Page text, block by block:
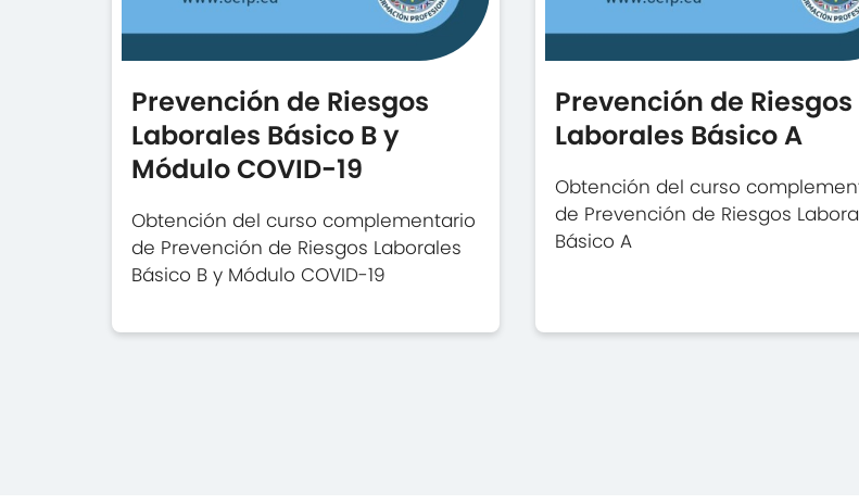
Prevención de Riesgos
Laborales Básico B y
Módulo COVID-19
Obtención del curso complementario
de Prevención de Riesgos Laborales
Básico B y Módulo COVID-19
Prevención de Riesgos
Laborales Básico A
Obtención del curso
de Prevención de Riesgos
Básico A